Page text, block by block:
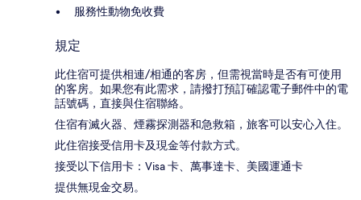
服務性動物免收費
規定
此住宿可提供相連/相通的客房，但需視當時是否有可使用
的客房。如果您有此需求，請撥打預訂確認電子郵件中的電
話號碼，直接與住宿聯絡。
住宿有滅火器、煙霧探測器和急救箱，旅客可以安心入住。
此住宿接受信用卡及現金等付款方式。
接受以下信用卡：Visa 卡、萬事達卡、美國運通卡
提供無現金交易。